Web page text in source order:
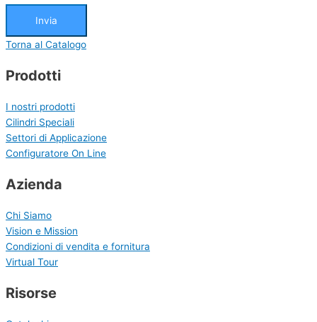
Invia
Torna al Catalogo
Prodotti
I nostri prodotti
Cilindri Speciali
Settori di Applicazione
Configuratore On Line
Azienda
Chi Siamo
Vision e Mission
Condizioni di vendita e fornitura
Virtual Tour
Risorse